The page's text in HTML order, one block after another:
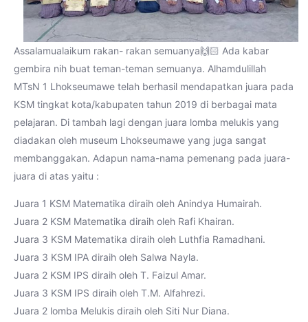
Assalamualaikum rakan- rakan semuanya🙌🏻 Ada kabar
gembira nih buat teman-teman semuanya. Alhamdulillah
MTsN 1 Lhokseumawe telah berhasil mendapatkan juara pada
KSM tingkat kota/kabupaten tahun 2019 di berbagai mata
pelajaran. Di tambah lagi dengan juara lomba melukis yang
diadakan oleh museum Lhokseumawe yang juga sangat
membanggakan. Adapun nama-nama pemenang pada juara-
juara di atas yaitu :
Juara 1 KSM Matematika diraih oleh Anindya Humairah.
Juara 2 KSM Matematika diraih oleh Rafi Khairan.
Juara 3 KSM Matematika diraih oleh Luthfia Ramadhani.
Juara 3 KSM IPA diraih oleh Salwa Nayla.
Juara 2 KSM IPS diraih oleh T. Faizul Amar.
Juara 3 KSM IPS diraih oleh T.M. Alfahrezi.
Juara 2 lomba Melukis diraih oleh Siti Nur Diana.